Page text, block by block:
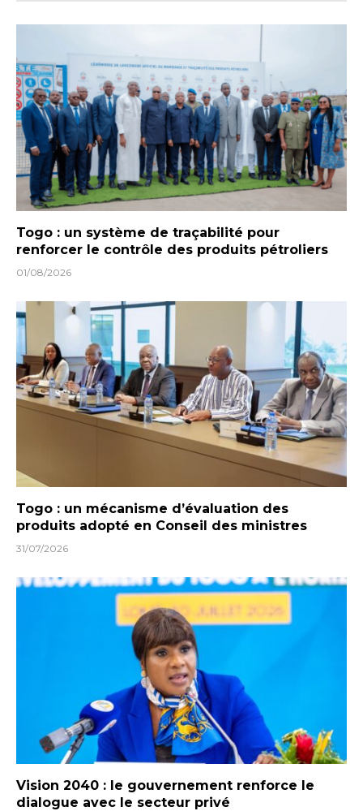
Togo : un système de traçabilité pour
renforcer le contrôle des produits pétroliers
01/08/2026
Togo : un mécanisme d’évaluation des
produits adopté en Conseil des ministres
31/07/2026
Vision 2040 : le gouvernement renforce le
dialogue avec le secteur privé